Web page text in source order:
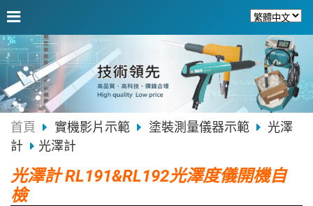
首頁 實機影片示範 塗裝測量儀器示範
光澤
計
光澤計
光澤計 RL191&RL192光澤度儀開機自
檢